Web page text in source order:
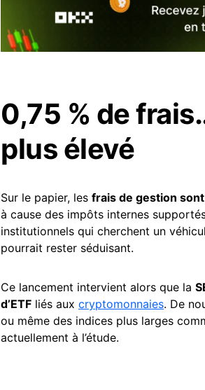
0,75 % de
plus élevé
Sur le papier, les frais de gestion
à cause des impôts internes
institutionnels qui cherchent un
pourrait rester séduisant.
Ce lancement intervient alors que la
d’ETF liés aux cryptomonnaies. De
ou même des indices plus larges
actuellement à l’étude.